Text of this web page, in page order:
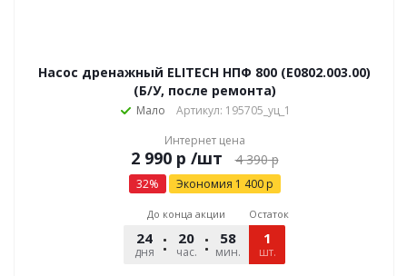
Насос дренажный ELITECH НПФ 800 (E0802.003.00)
(Б/У, после ремонта)
Мало
Артикул: 195705_уц_1
Интернет цена
р /шт 4 390р
32% Экономия 1 400р
До конца акции
24
дня
20
час.
58
мин.
10
сек.
Остаток
1
шт.